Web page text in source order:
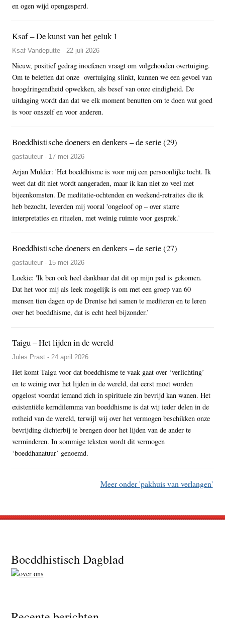
en ogen wijd opengesperd.
Ksaf – De kunst van het geluk 1
Ksaf Vandeputte - 22 juli 2026
Nieuw, positief gedrag inoefenen vraagt om volgehouden overtuiging.
Om te beletten dat onze overtuiging slinkt, kunnen we een gevoel van
hoogdringendheid opwekken, als besef van onze eindigheid. De
uitdaging wordt dan dat we elk moment benutten om te doen wat goed
is voor onszelf en voor anderen.
Boeddhistische doeners en denkers – de serie (29)
gastauteur - 17 mei 2026
Arjan Mulder: 'Het boeddhisme is voor mij een persoonlijke tocht. Ik
weet dat dit niet wordt aangeraden, maar ik kan niet zo veel met
bijeenkomsten. De meditatie-ochtenden en weekend-retraites die ik
heb bezocht, leverden mij vooral 'ongeloof op – over starre
interpretaties en rituelen, met weinig ruimte voor gesprek.'
Boeddhistische doeners en denkers – de serie (27)
gastauteur - 15 mei 2026
Loekie: 'Ik ben ook heel dankbaar dat dit op mijn pad is gekomen.
Dat het voor mij als leek mogelijk is om met een groep van 60
mensen tien dagen op de Drentse hei samen te mediteren en te leren
over het boeddhisme, dat is echt heel bijzonder.’
Taigu – Het lijden in de wereld
Jules Prast - 24 april 2026
Het komt Taigu voor dat boeddhisme te vaak gaat over ‘verlichting’
en te weinig over het lijden in de wereld, dat eerst moet worden
opgelost voordat iemand zich in spirituele zin bevrijd kan wanen. Het
existentiële kerndilemma van boeddhisme is dat wij ieder delen in de
rotheid van de wereld, terwijl wij over het vermogen beschikken onze
bevrijding dichterbij te brengen door het lijden van de ander te
verminderen. In sommige teksten wordt dit vermogen
‘boeddhanatuur’ genoemd.
Meer onder 'pakhuis van verlangen'
Footer
Boeddhistisch Dagblad